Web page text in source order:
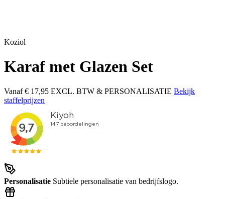
Koziol
Karaf met Glazen Set
Vanaf € 17,95 EXCL. BTW & PERSONALISATIE Bekijk
staffelprijzen
Personalisatie Subtiele personalisatie van bedrijfslogo.